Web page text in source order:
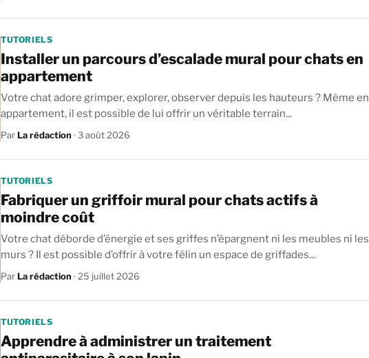
TUTORIELS
Installer un parcours d’escalade mural pour chats en
appartement
Votre chat adore grimper, explorer, observer depuis les hauteurs ? Même en
appartement, il est possible de lui offrir un véritable terrain...
Par La rédaction · 3 août 2026
TUTORIELS
Fabriquer un griffoir mural pour chats actifs à
moindre coût
Votre chat déborde d’énergie et ses griffes n’épargnent ni les meubles ni les
murs ? Il est possible d’offrir à votre félin un espace de griffades...
Par La rédaction · 25 juillet 2026
TUTORIELS
Apprendre à administrer un traitement